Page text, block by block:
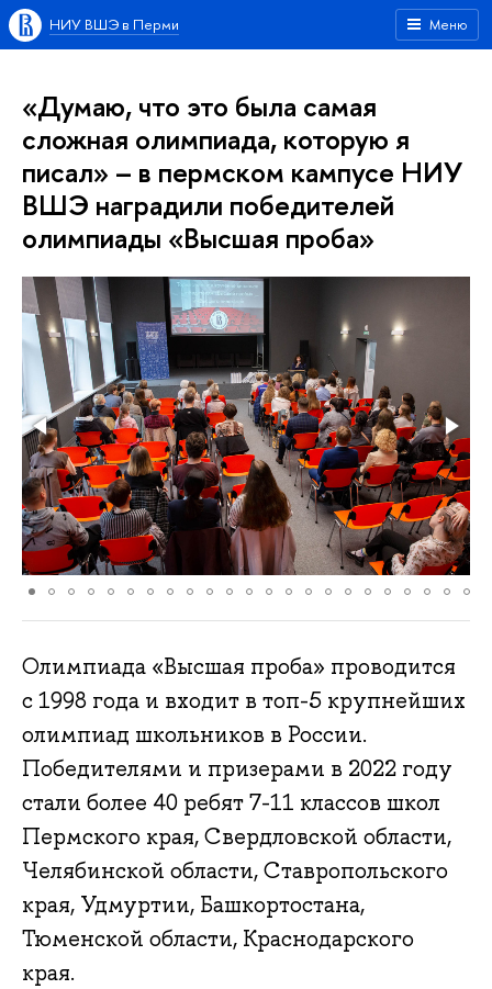
Меню
НИУ ВШЭ в Перми
«Думаю, что это была самая
сложная олимпиада, которую я
писал» – в пермском кампусе НИУ
ВШЭ наградили победителей
олимпиады «Высшая проба»
Олимпиада «Высшая проба» проводится
с 1998 года и входит в топ-5 крупнейших
олимпиад школьников в России.
Победителями и призерами в 2022 году
стали более 40 ребят 7-11 классов школ
Пермского края, Свердловской области,
Челябинской области, Ставропольского
края, Удмуртии, Башкортостана,
Тюменской области, Краснодарского
края.